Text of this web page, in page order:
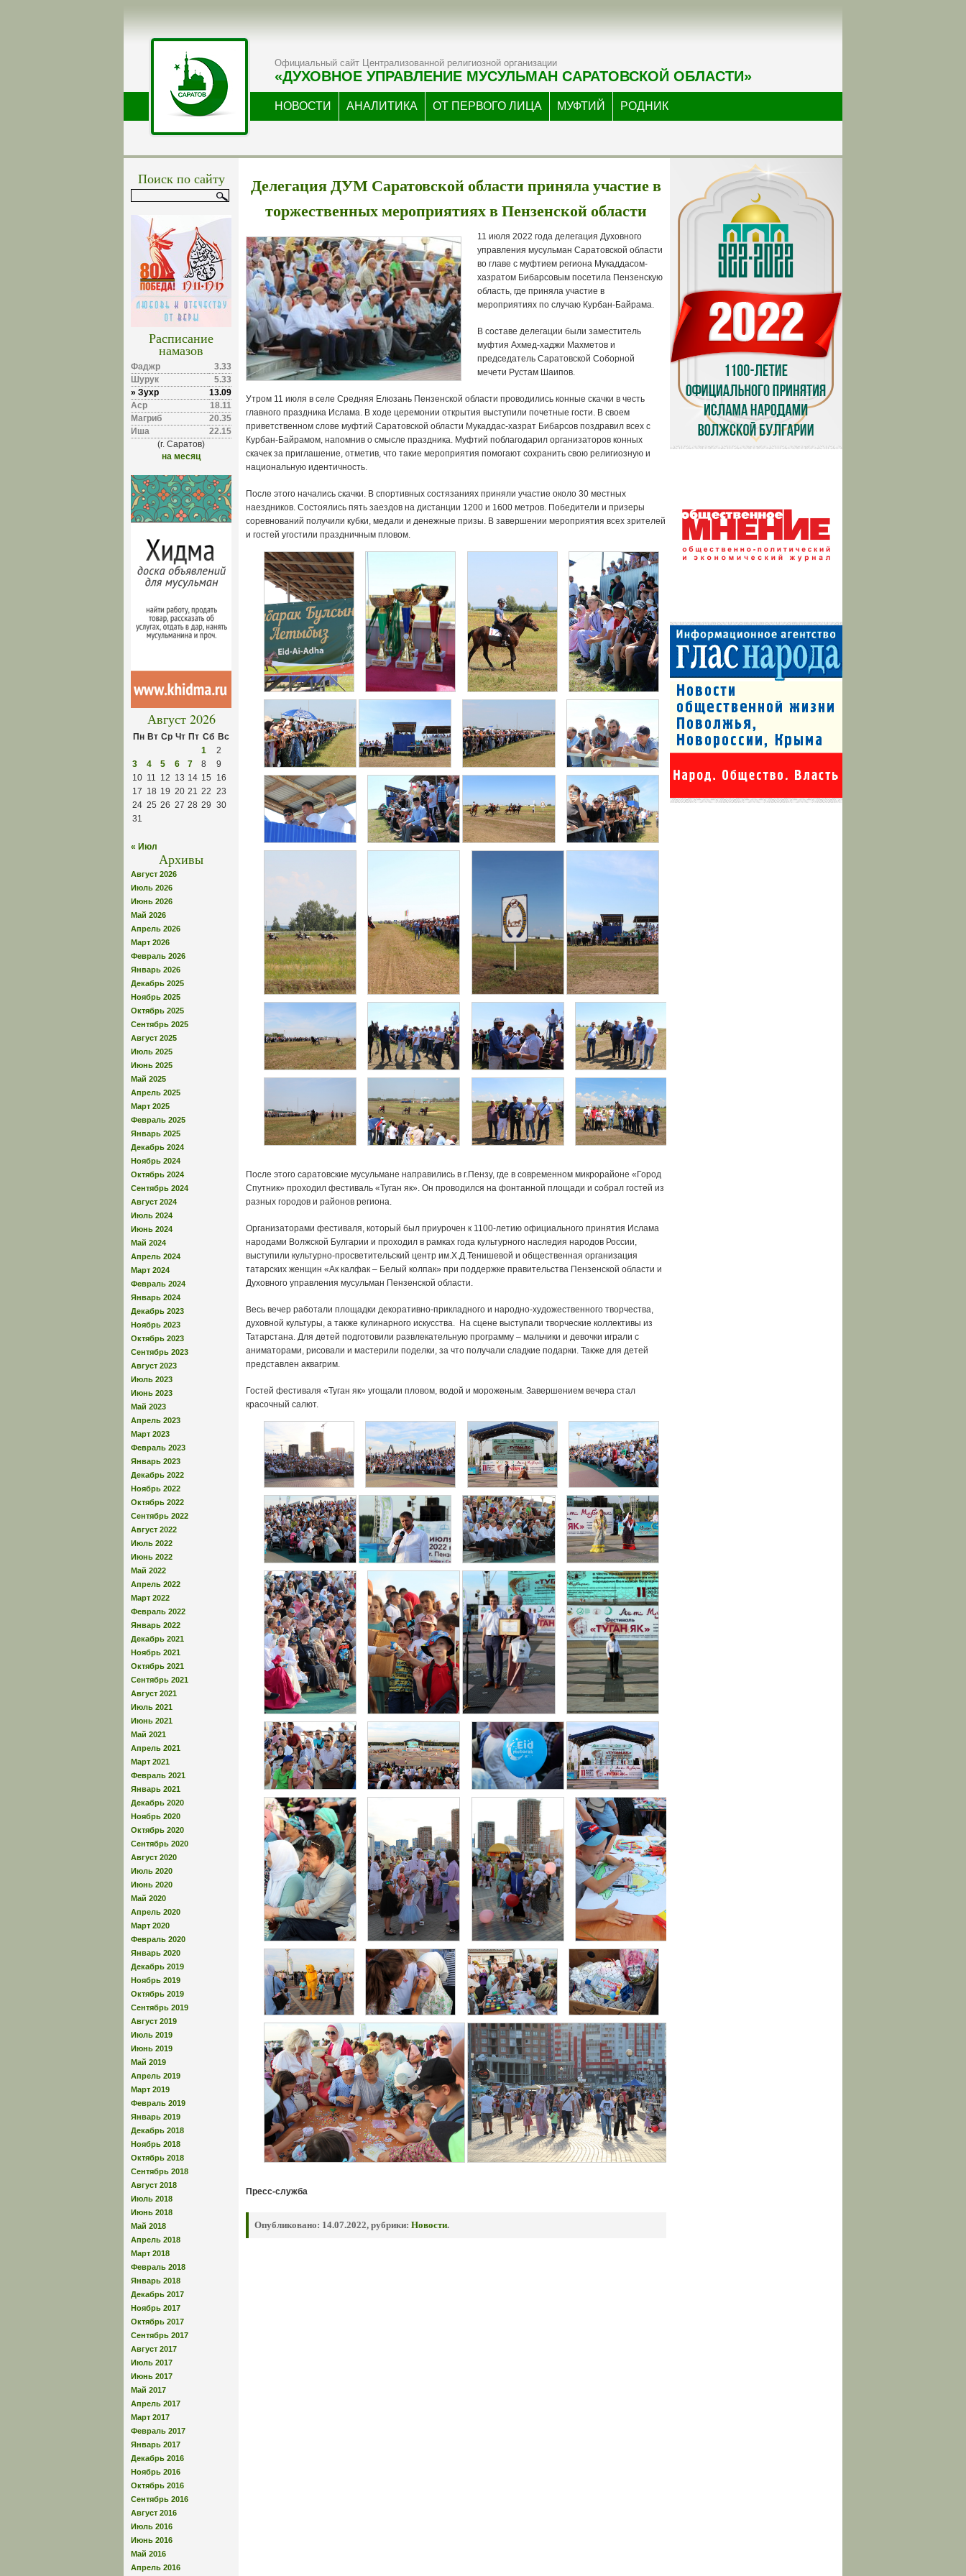
Официальный сайт Централизованной религиозной организации
«ДУХОВНОЕ УПРАВЛЕНИЕ МУСУЛЬМАН САРАТОВСКОЙ ОБЛАСТИ»
НОВОСТИ АНАЛИТИКА ОТ ПЕРВОГО ЛИЦА МУФТИЙ РОДНИК
Поиск по сайту
Расписание
намазов
Фаджр
3.33
Шурук
5.33
» Зухр
13.09
Аср
18.11
Магриб
20.35
Иша
22.15
(г. Саратов)
на месяц
Август 2026
Пн Вт Ср Чт Пт Сб Вс
1
2
3
4 5 6 7 8
9
10 11 12 13 14 15
16
17 18 19 20 21 22 23
24 25 26 27 28 29 30
31
« Июл
Архивы
Август 2026
Июль 2026
Июнь 2026
Май 2026
Апрель 2026
Март 2026
Февраль 2026
Январь 2026
Декабрь 2025
Ноябрь 2025
Октябрь 2025
Сентябрь 2025
Август 2025
Июль 2025
Июнь 2025
Май 2025
Апрель 2025
Март 2025
Февраль 2025
Январь 2025
Декабрь 2024
Ноябрь 2024
Октябрь 2024
Сентябрь 2024
Август 2024
Июль 2024
Июнь 2024
Май 2024
Апрель 2024
Март 2024
Февраль 2024
Январь 2024
Декабрь 2023
Ноябрь 2023
Октябрь 2023
Сентябрь 2023
Август 2023
Июль 2023
Июнь 2023
Май 2023
Апрель 2023
Март 2023
Февраль 2023
Январь 2023
Декабрь 2022
Ноябрь 2022
Октябрь 2022
Сентябрь 2022
Август 2022
Июль 2022
Июнь 2022
Май 2022
Апрель 2022
Март 2022
Февраль 2022
Январь 2022
Декабрь 2021
Ноябрь 2021
Октябрь 2021
Сентябрь 2021
Август 2021
Июль 2021
Июнь 2021
Май 2021
Апрель 2021
Март 2021
Февраль 2021
Январь 2021
Декабрь 2020
Ноябрь 2020
Октябрь 2020
Сентябрь 2020
Август 2020
Июль 2020
Июнь 2020
Май 2020
Апрель 2020
Март 2020
Февраль 2020
Январь 2020
Декабрь 2019
Ноябрь 2019
Октябрь 2019
Сентябрь 2019
Август 2019
Июль 2019
Июнь 2019
Май 2019
Апрель 2019
Март 2019
Февраль 2019
Январь 2019
Декабрь 2018
Ноябрь 2018
Октябрь 2018
Сентябрь 2018
Август 2018
Июль 2018
Июнь 2018
Май 2018
Апрель 2018
Март 2018
Февраль 2018
Январь 2018
Декабрь 2017
Ноябрь 2017
Октябрь 2017
Сентябрь 2017
Август 2017
Июль 2017
Июнь 2017
Май 2017
Апрель 2017
Март 2017
Февраль 2017
Январь 2017
Декабрь 2016
Ноябрь 2016
Октябрь 2016
Сентябрь 2016
Август 2016
Июль 2016
Июнь 2016
Май 2016
Апрель 2016
Делегация ДУМ Саратовской области приняла участие в
торжественных мероприятиях в Пензенской области
11 июля 2022 года делегация Духовного
управления мусульман Саратовской области
во главе с муфтием региона Мукаддасом-
хазратом Бибарсовым посетила Пензенскую
область, где приняла участие в
мероприятиях по случаю Курбан-Байрама.
В составе делегации были заместитель
муфтия Ахмед-хаджи Махметов и
председатель Саратовской Соборной
мечети Рустам Шаипов.
Утром 11 июля в селе Средняя Елюзань Пензенской области проводились конные скачки в честь
главного праздника Ислама. В ходе церемонии открытия выступили почетные гости. В своем
приветственном слове муфтий Саратовской области Мукаддас-хазрат Бибарсов поздравил всех с
Курбан-Байрамом, напомнив о смысле праздника. Муфтий поблагодарил организаторов конных
скачек за приглашение, отметив, что такие мероприятия помогают сохранить свою религиозную и
национальную идентичность.
После этого начались скачки. В спортивных состязаниях приняли участие около 30 местных
наездников. Состоялись пять заездов на дистанции 1200 и 1600 метров. Победители и призеры
соревнований получили кубки, медали и денежные призы. В завершении мероприятия всех зрителей
и гостей угостили праздничным пловом.
После этого саратовские мусульмане направились в г.Пензу, где в современном микрорайоне «Город
Спутник» проходил фестиваль «Туган як». Он проводился на фонтанной площади и собрал гостей из
разных городов и районов региона.
Организаторами фестиваля, который был приурочен к 1100-летию официального принятия Ислама
народами Волжской Булгарии и проходил в рамках года культурного наследия народов России,
выступили культурно-просветительский центр им.Х.Д.Тенишевой и общественная организация
татарских женщин «Ак калфак – Белый колпак» при поддержке правительства Пензенской области и
Духовного управления мусульман Пензенской области.
Весь вечер работали площадки декоративно-прикладного и народно-художественного творчества,
духовной культуры, а также кулинарного искусства. На сцене выступали творческие коллективы из
Татарстана. Для детей подготовили развлекательную программу – мальчики и девочки играли с
аниматорами, рисовали и мастерили поделки, за что получали сладкие подарки. Также для детей
представлен аквагрим.
Гостей фестиваля «Туган як» угощали пловом, водой и мороженым. Завершением вечера стал
красочный салют.
Пресс-служба
Опубликовано: 14.07.2022, рубрики: Новости.